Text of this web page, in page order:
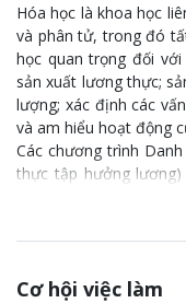
Hóa học là khoa học
và phân tử, trong đó
học quan trọng đối
sản xuất lương thực;
lượng; xác định các
và am hiểu hoạt động
Các chương trình
thực tập hưởng
Thông tin thêm:click
Cơ hội việc làm